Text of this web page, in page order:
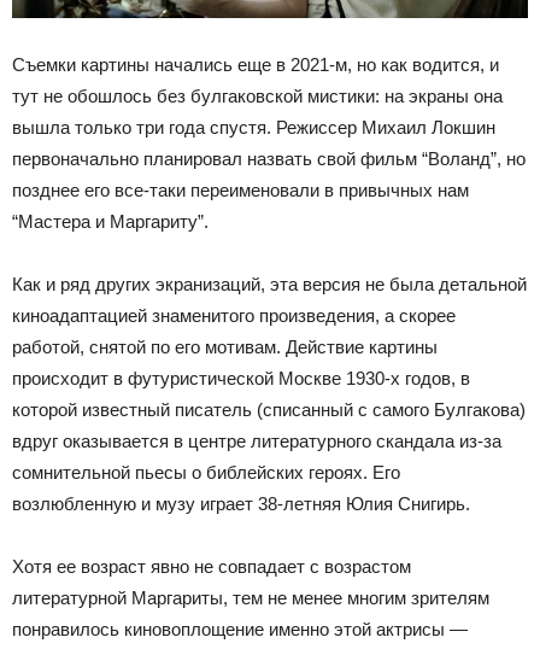
Съемки картины начались еще в 2021-м, но как водится, и
тут не обошлось без булгаковской мистики: на экраны она
вышла только три года спустя. Режиссер Михаил Локшин
первоначально планировал назвать свой фильм “Воланд”, но
позднее его все-таки переименовали в привычных нам
“Мастера и Маргариту”.
Как и ряд других экранизаций, эта версия не была детальной
киноадаптацией знаменитого произведения, а скорее
работой, снятой по его мотивам. Действие картины
происходит в футуристической Москве 1930-х годов, в
которой известный писатель (списанный с самого Булгакова)
вдруг оказывается в центре литературного скандала из-за
сомнительной пьесы о библейских героях. Его
возлюбленную и музу играет 38-летняя Юлия Снигирь.
Хотя ее возраст явно не совпадает с возрастом
литературной Маргариты, тем не менее многим зрителям
понравилось киновоплощение именно этой актрисы —